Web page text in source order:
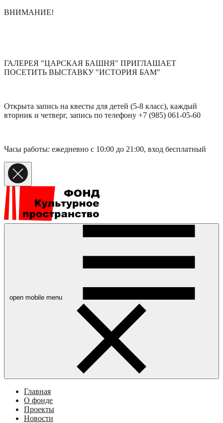
ВНИМАНИЕ!
ГАЛЕРЕЯ "ЦАРСКАЯ БАШНЯ" ПРИГЛАШАЕТ
ПОСЕТИТЬ ВЫСТАВКУ "ИСТОРИЯ БАМ"
Открыта запись на квесты для детей (5-8 класс), каждый
вторник и четверг, запись по телефону +7 (985) 061-05-60
Часы работы: ежедневно с 10:00 до 21:00, вход бесплатный
open mobile menu
Главная
О фонде
Проекты
Новости